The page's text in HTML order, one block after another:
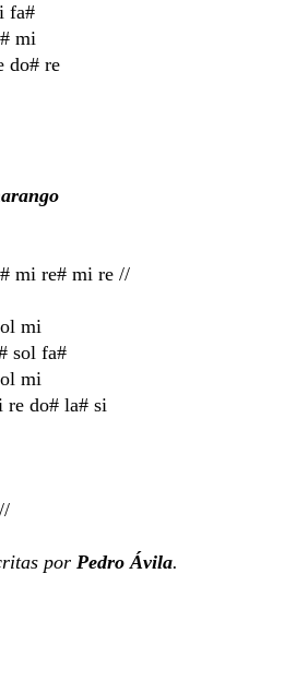
fa#
mi
do# re
mi re# mi re //
mi
sol fa#
mi
re do# la# si
por Pedro Ávila.